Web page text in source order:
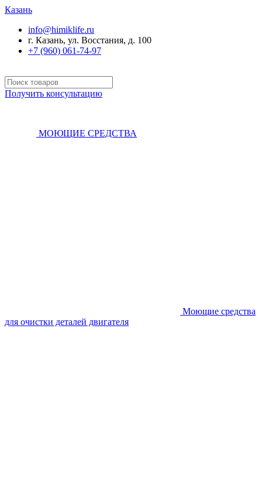
Казань
info@himiklife.ru
г. Казань, ул. Восстания, д. 100
+7 (960) 061-74-97
Получить консультацию
МОЮЩИЕ СРЕДСТВА
Моющие средства
для очистки деталей двигателя